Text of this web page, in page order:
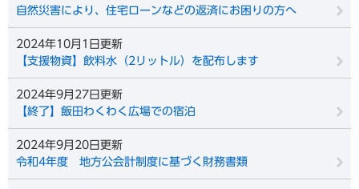
自然災害により、住宅ローンなどの返済にお困りの方へ
2024年10月1日更新
【支援物資】飲料水（2リットル）を配布します
2024年9月27日更新
【終了】飯田わくわく広場での宿泊
2024年9月20日更新
令和4年度 地方公会計制度に基づく財務書類